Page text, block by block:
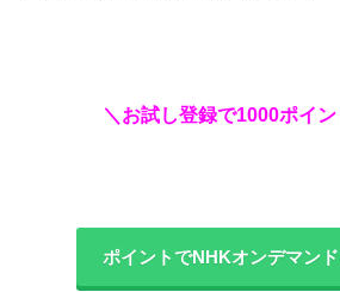
＼お試し登録で1000ポイ
ポイントでNHKオンデマンド